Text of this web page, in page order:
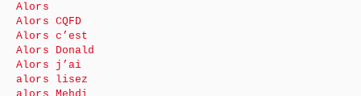
Alors
Alors CQFD
Alors c’est
Alors Donald
Alors j’ai
alors lisez